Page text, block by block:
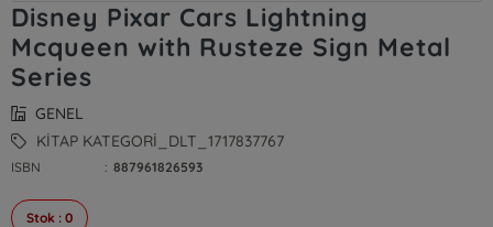
Disney Pixar Cars Lightning
Mcqueen with Rusteze Sign Metal
Series
GENEL
KİTAP KATEGORİ_DLT_1717837767
ISBN : 887961826593
Stok : 0